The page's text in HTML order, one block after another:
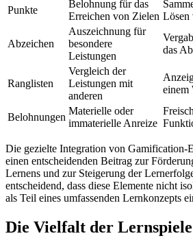
Punkte
Belohnung für das
Erreichen von Zielen Lösen
Abzeichen
Auszeichnung für
besondere
Leistungen
das
Ranglisten
Vergleich der
Leistungen mit
anderen
einem
Belohnungen
Materielle oder
immaterielle Anreize
Die gezielte Integration von Gamification-
einen entscheidenden Beitrag zur
Lernens und zur Steigerung der
entscheidend, dass diese Elemente nicht
als Teil eines umfassenden Lernkonzepts
Die Vielfalt der Lernspiele